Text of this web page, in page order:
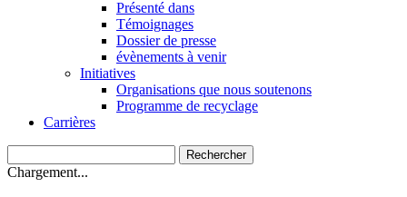
Présenté dans
Témoignages
Dossier de presse
évènements à venir
Initiatives
Organisations que nous soutenons
Programme de recyclage
Carrières
Chargement...